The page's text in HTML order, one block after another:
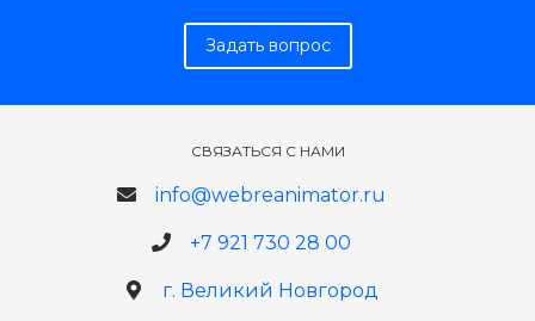
Задать вопрос
СВЯЗАТЬСЯ С НАМИ
info@webreanimator.ru
+7 921 730 28 00
г. Великий Новгород